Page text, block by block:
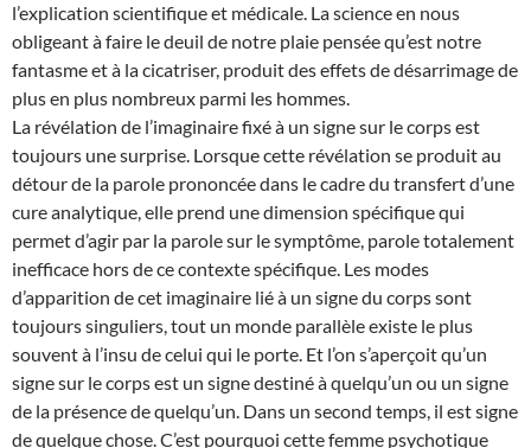
l’explication scientifique et médicale. La science en nous
obligeant à faire le deuil de notre plaie pensée qu’est notre
fantasme et à la cicatriser, produit des effets de désarrimage de
plus en plus nombreux parmi les hommes.
La révélation de l’imaginaire fixé à un signe sur le corps est
toujours une surprise. Lorsque cette révélation se produit au
détour de la parole prononcée dans le cadre du transfert d’une
cure analytique, elle prend une dimension spécifique qui
permet d’agir par la parole sur le symptôme, parole totalement
inefficace hors de ce contexte spécifique. Les modes
d’apparition de cet imaginaire lié à un signe du corps sont
toujours singuliers, tout un monde parallèle existe le plus
souvent à l’insu de celui qui le porte. Et l’on s’aperçoit qu’un
signe sur le corps est un signe destiné à quelqu’un ou un signe
de la présence de quelqu’un. Dans un second temps, il est signe
de quelque chose. C’est pourquoi cette femme psychotique